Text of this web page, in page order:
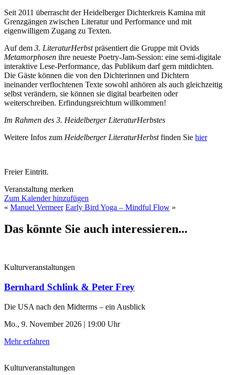
Seit 2011 überrascht der Heidelberger Dichterkreis Kamina mit
Grenzgängen zwischen Literatur und Performance und mit
eigenwilligem Zugang zu Texten.
Auf dem 3. LiteraturHerbstpräsentiert die Gruppe mit Ovids
Metamorphosen ihre neueste Poetry-Jam-Session: eine semi-digitale
interaktive Lese-Performance, das Publikum darf gern mitdichten.
Die Gäste können die von den Dichterinnen und Dichtern
ineinander verflochtenen Texte sowohl anhören als auch gleichzeitig
selbst verändern, sie können sie digital bearbeiten oder
weiterschreiben. Erfindungsreichtum willkommen!
Im Rahmen des 3. Heidelberger LiteraturHerbstes
Weitere Infos zum Heidelberger LiteraturHerbstfinden Sie hier
Freier Eintritt.
Veranstaltung merken
Zum Kalender hinzufügen
« Manuel Vermeer Early Bird Yoga – Mindful Flow »
Das könnte Sie auch interessieren...
Kulturveranstaltungen
Bernhard Schlink & Peter Frey
Die USA nach den Midterms – ein Ausblick
Mo., 9. November 2026 | 19:00 Uhr
Mehr erfahren
Kulturveranstaltungen